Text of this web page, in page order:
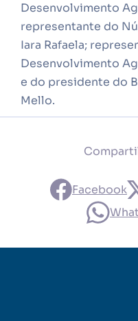
Desenvolvimento
representante do
Iara Rafaela;
Desenvolvimento
e do presidente do
Mello.
Facebook